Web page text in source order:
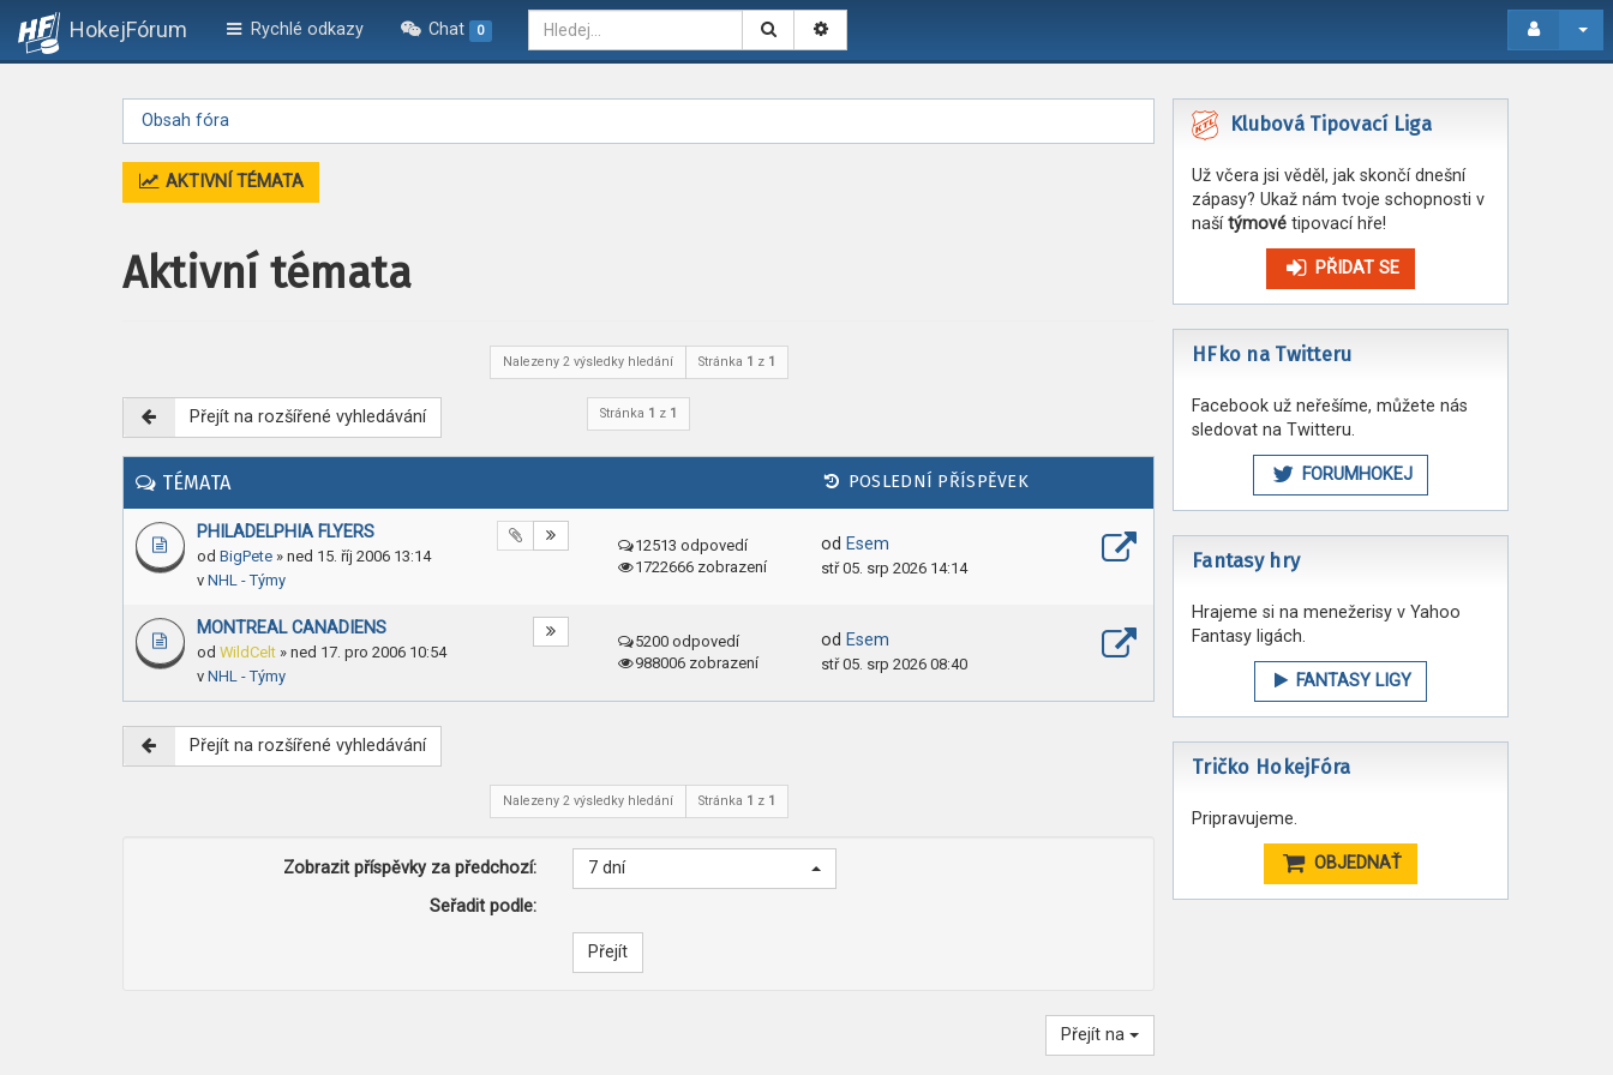
HokejFórum Rychlé odkazy Chat 0
Obsah fóra
AKTIVNÍ TÉMATA
Aktivní témata
Nalezeny 2 výsledky hledání Stránka 1 z 1
Přejít na rozšířené vyhledávání Stránka 1 z 1
TÉMATA POSLEDNÍ PŘÍSPĚVEK
PHILADELPHIA FLYERS
od BigPete» ned 15. říj 2006 13:14
v NHL - Týmy
12513 odpovedí
1722666 zobrazení
od Esem
stř 05. srp 2026 14:14
MONTREAL CANADIENS
od WildCelt» ned 17. pro 2006 10:54
v NHL - Týmy
5200 odpovedí
988006 zobrazení
od Esem
stř 05. srp 2026 08:40
Přejít na rozšířené vyhledávání
Nalezeny 2 výsledky hledání Stránka 1 z 1
Zobrazit příspěvky za předchozí:
7 dní
Seřadit podle:
Přejít na
Klubová Tipovací Liga
Už včera jsi věděl, jak skončí dnešní
zápasy? Ukaž nám tvoje schopnosti v
našítýmové tipovací hře!
PŘIDAT SE
HFko na Twitteru
Facebook už neřešíme, můžete nás
sledovat na Twitteru.
FORUMHOKEJ
Fantasy hry
Hrajeme si na menežerisy v Yahoo
Fantasy ligách.
FANTASY LIGY
Tričko HokejFóra
Pripravujeme.
OBJEDNAŤ